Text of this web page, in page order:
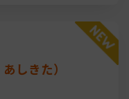
しきた）